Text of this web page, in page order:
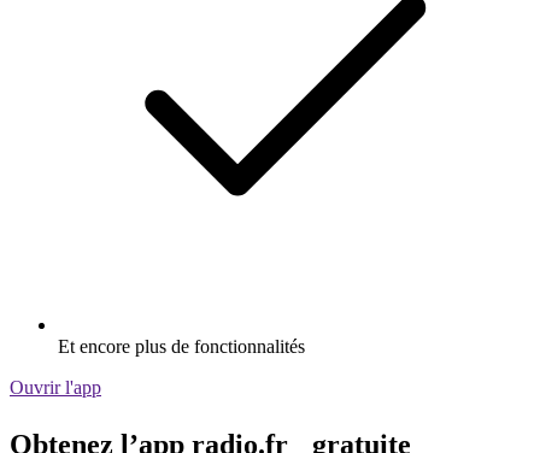
Et encore plus de fonctionnalités
Ouvrir l'app
Obtenez l’app radio.fr gratuite